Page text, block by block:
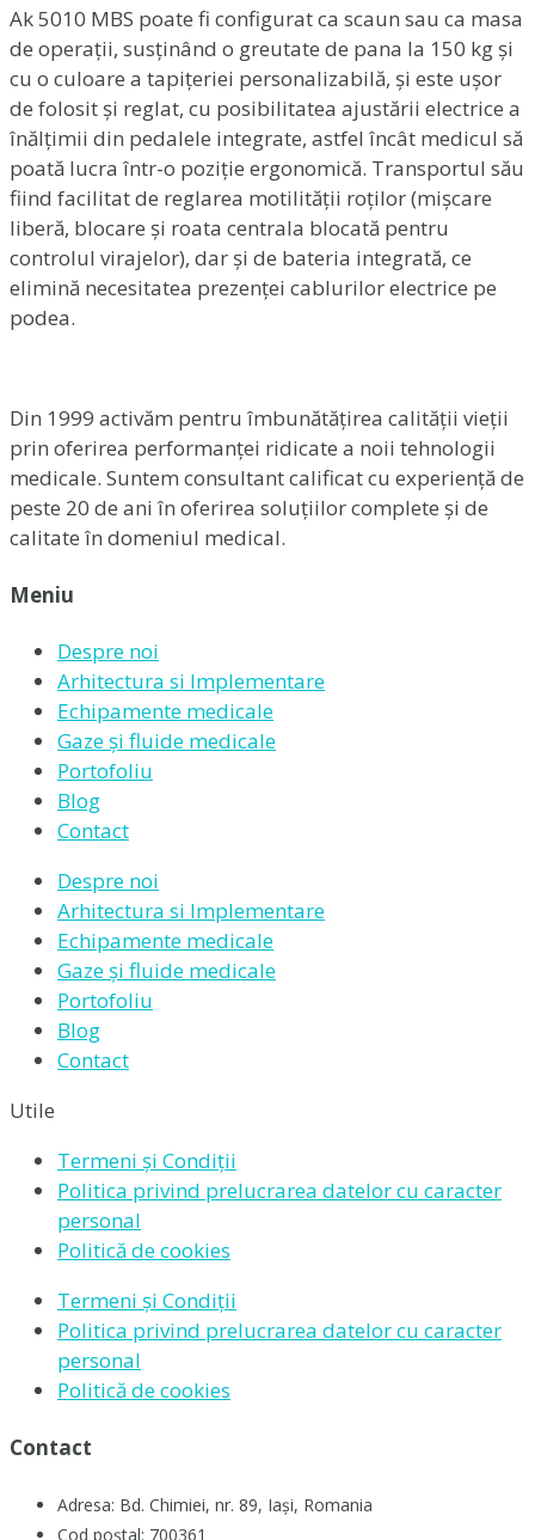
Ak 5010 MBS poate fi configurat ca scaun sau ca masa
de operații, susținând o greutate de pana la 150 kg și
cu o culoare a tapițeriei personalizabilă, și este ușor
de folosit și reglat, cu posibilitatea ajustării electrice a
înălțimii din pedalele integrate, astfel încât medicul să
poată lucra într-o poziție ergonomică. Transportul său
fiind facilitat de reglarea motilității roților (mișcare
liberă, blocare și roata centrala blocată pentru
controlul virajelor), dar și de bateria integrată, ce
elimină necesitatea prezenței cablurilor electrice pe
podea.
Din 1999 activăm pentru îmbunătățirea calității vieții
prin oferirea performanței ridicate a noii tehnologii
medicale. Suntem consultant calificat cu experiență de
peste 20 de ani în oferirea soluțiilor complete și de
calitate în domeniul medical.
Meniu
Despre noi
Arhitectura si Implementare
Echipamente medicale
Gaze și fluide medicale
Portofoliu
Blog
Contact
Despre noi
Arhitectura si Implementare
Echipamente medicale
Gaze și fluide medicale
Portofoliu
Blog
Contact
Utile
Termeni și Condiții
Politica privind prelucrarea datelor cu caracter
personal
Politică de cookies
Termeni și Condiții
Politica privind prelucrarea datelor cu caracter
personal
Politică de cookies
Contact
Adresa: Bd. Chimiei, nr. 89, Iași, Romania
Cod poștal: 700361